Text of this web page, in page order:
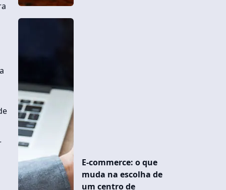
E-commerce: o que
muda na escolha de
um centro de